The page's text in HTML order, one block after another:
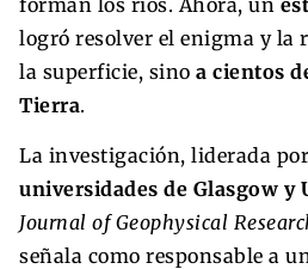
logró resolver el enigma y la
la superficie, sino a cientos
Tierra.
La investigación, liderada
universidades de Glasgow y
Journal of Geophysical
señala como responsable a